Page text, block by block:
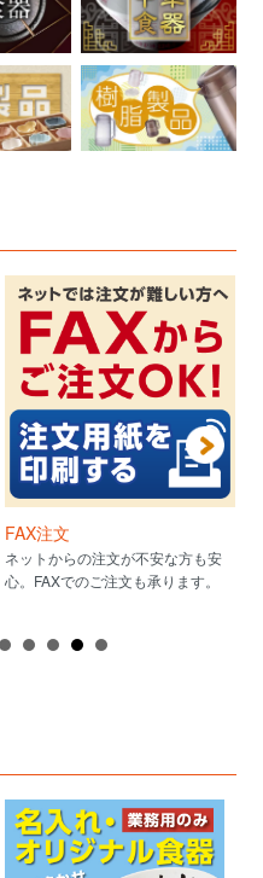
FAX注文
ネットからの注文が不安な方も安
心。FAXでのご注文も承ります。